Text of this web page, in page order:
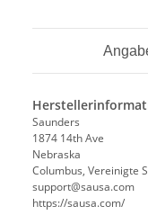
Saunders
1874 14th Ave
Nebraska
Columbus, Vereinigte
support@sausa.com
https://sausa.com/